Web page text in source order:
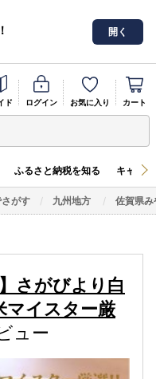
開く
ド ログイン お気に入り カート
ふるさと納税を知る キャン
がす 九州地方 佐賀県み
さがびより白
マイスター厳
ュー